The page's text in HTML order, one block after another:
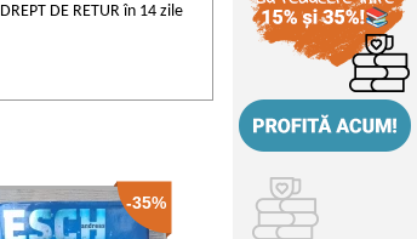
DREPT DE RETUR în 14 zile
-35%